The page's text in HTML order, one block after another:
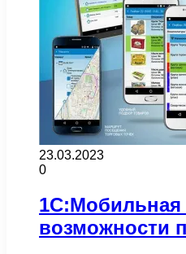
23.03.2023
0
возможности